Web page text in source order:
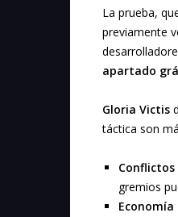
La prueba,
previamente
apartado
Gloria Victis
táctica son
Conflictos
gremios